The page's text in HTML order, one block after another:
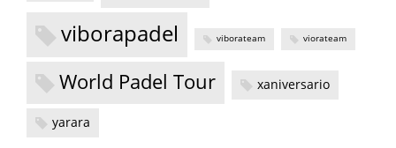
viborapadel viborateam viorateam
World Padel Tour xaniversario
yarara